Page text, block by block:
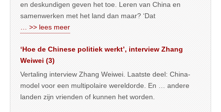
en deskundigen geven het toe. Leren van China en
samenwerken met het land dan maar? ‘Dat
… >> lees meer
‘Hoe de Chinese politiek werkt’, interview Zhang
Weiwei (3)
Vertaling interview Zhang Weiwei. Laatste deel: China-
model voor een multipolaire wereldorde. En … andere
landen zijn vrienden of kunnen het worden.